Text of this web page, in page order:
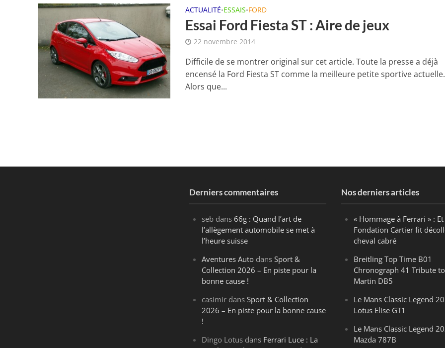
ACTUALITÉ•ESSAIS•FORD
Essai Ford Fiesta ST : Aire de jeux
22 novembre 2014
Difficile de se montrer original sur cet article. Toute la presse a déjà
encensé la Ford Fiesta ST comme la meilleure petite sportive actuelle.
Alors que...
Derniers commentaires
seb dans66g : Quand l’art de
l’allègement automobile se met à
l’heure suisse
Aventures Auto dansSport &
Collection 2026 – En piste pour la
bonne cause !
casimir dansSport & Collection
2026 – En piste pour la bonne cause
!
Dingo Lotus dans Ferrari Luce : La
Nos derniers articles
« Hommage à Ferrari » :
Fondation Cartier fit
cheval cabré
Breitling Top Time B01
Chronograph 41 Tribute
Martin DB5
Le Mans Classic Legend
Lotus Elise GT1
Le Mans Classic Legend
Mazda 787B